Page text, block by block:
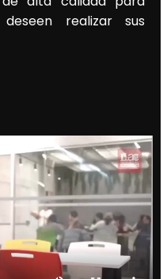
realizar sus